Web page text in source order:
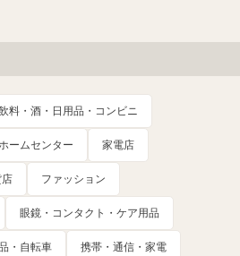
料・酒・日用品・コンビニ
ームセンター 家電店
ファッション
眼鏡・コンタクト・ケア用品
・自転車 携帯・通信・家電